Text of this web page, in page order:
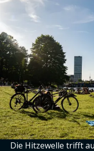
Die Hitzewelle trifft